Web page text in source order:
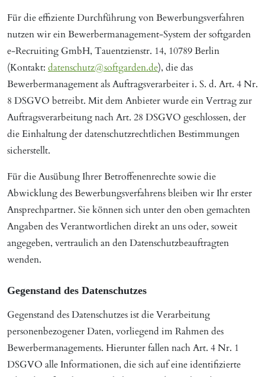
Für die effiziente Durchführung von Bewerbungsverfahren
nutzen wir ein Bewerbermanagement-System der softgarden
e-Recruiting GmbH, Tauentzienstr. 14, 10789 Berlin
(Kontakt: datenschutz@softgarden.de), die das
Bewerbermanagement als Auftragsverarbeiter i. S. d. Art. 4 Nr.
8 DSGVO betreibt. Mit dem Anbieter wurde ein Vertrag zur
Auftragsverarbeitung nach Art. 28 DSGVO geschlossen, der
die Einhaltung der datenschutzrechtlichen Bestimmungen
sicherstellt.
Für die Ausübung Ihrer Betroffenenrechte sowie die
Abwicklung des Bewerbungsverfahrens bleiben wir Ihr erster
Ansprechpartner. Sie können sich unter den oben gemachten
Angaben des Verantwortlichen direkt an uns oder, soweit
angegeben, vertraulich an den Datenschutzbeauftragten
wenden.
Gegenstand des Datenschutzes
Gegenstand des Datenschutzes ist die Verarbeitung
personenbezogener Daten, vorliegend im Rahmen des
Bewerbermanagements. Hierunter fallen nach Art. 4 Nr. 1
DSGVO alle Informationen, die sich auf eine identifizierte